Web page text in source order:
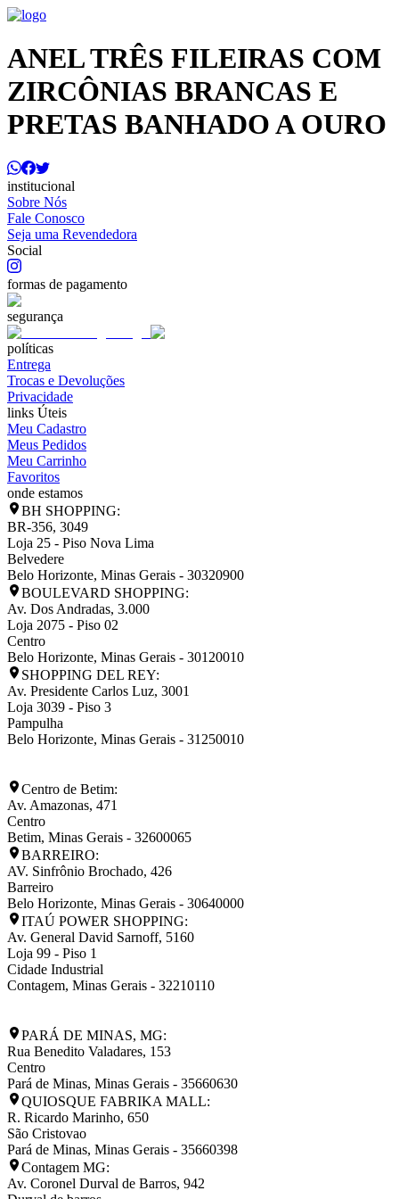
ANEL TRÊS FILEIRAS COM
ZIRCÔNIAS BRANCAS E
PRETAS BANHADO A OURO
institucional
Sobre Nós
Fale Conosco
Seja uma Revendedora
Social
formas de pagamento
segurança
políticas
Entrega
Trocas e Devoluções
Privacidade
links Úteis
Meu Cadastro
Meus Pedidos
Meu Carrinho
Favoritos
onde estamos
BH SHOPPING:
BR-356, 3049
Loja 25 - Piso Nova Lima
Belvedere
Belo Horizonte, Minas Gerais - 30320900
BOULEVARD SHOPPING:
Av. Dos Andradas, 3.000
Loja 2075 - Piso 02
Centro
Belo Horizonte, Minas Gerais - 30120010
SHOPPING DEL REY:
Av. Presidente Carlos Luz, 3001
Loja 3039 - Piso 3
Pampulha
Belo Horizonte, Minas Gerais - 31250010
Centro de Betim:
Av. Amazonas, 471
Centro
Betim, Minas Gerais - 32600065
BARREIRO:
AV. Sinfrônio Brochado, 426
Barreiro
Belo Horizonte, Minas Gerais - 30640000
ITAÚ POWER SHOPPING:
Av. General David Sarnoff, 5160
Loja 99 - Piso 1
Cidade Industrial
Contagem, Minas Gerais - 32210110
PARÁ DE MINAS, MG:
Rua Benedito Valadares, 153
Centro
Pará de Minas, Minas Gerais - 35660630
QUIOSQUE FABRIKA MALL:
R. Ricardo Marinho, 650
São Cristovao
Pará de Minas, Minas Gerais - 35660398
Contagem MG:
Av. Coronel Durval de Barros, 942